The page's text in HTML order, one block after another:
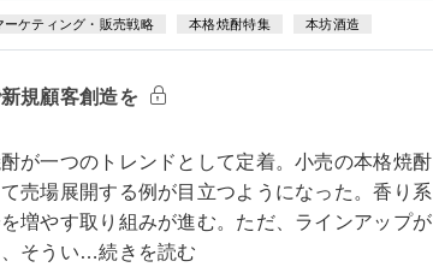
ーケティング・販売戦略 本格焼酎特集 本坊酒造
規顧客創造を
が一つのトレンドとして定着。小売の本格焼酎
売場展開する例が目立つようになった。香り系
増やす取り組みが進む。ただ、ラインアップが
そうい…続きを読む